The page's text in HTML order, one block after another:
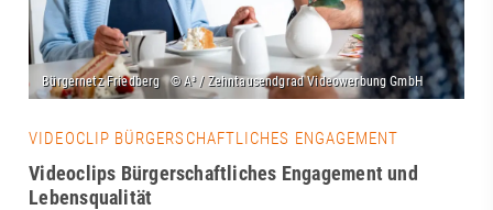
VIDEOCLIP BÜRGERSCHAFTLICHES ENGAGEMENT
Videoclips Bürgerschaftliches Engagement und
Lebensqualität